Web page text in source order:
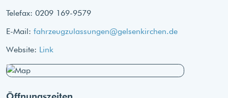
Telefax: 0209 169-9579
E-Mail: fahrzeugzulassungen@gelsenkirchen.de
Website: Link